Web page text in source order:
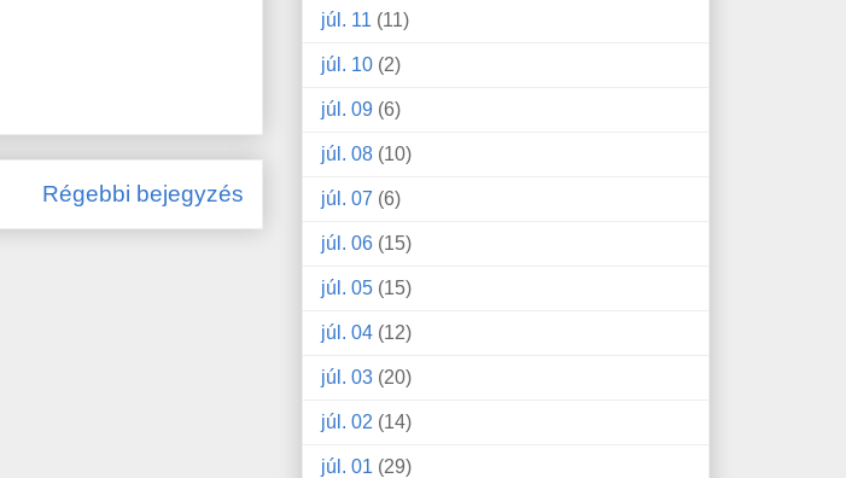
Régebbi bejegyzés
júl. 11 (11)
júl. 10 (2)
júl. 09 (6)
júl. 08 (10)
júl. 07 (6)
júl. 06 (15)
júl. 05 (15)
júl. 04 (12)
júl. 03 (20)
júl. 02 (14)
júl. 01 (29)